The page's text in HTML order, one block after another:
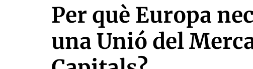
Per què Europa
una Unió del